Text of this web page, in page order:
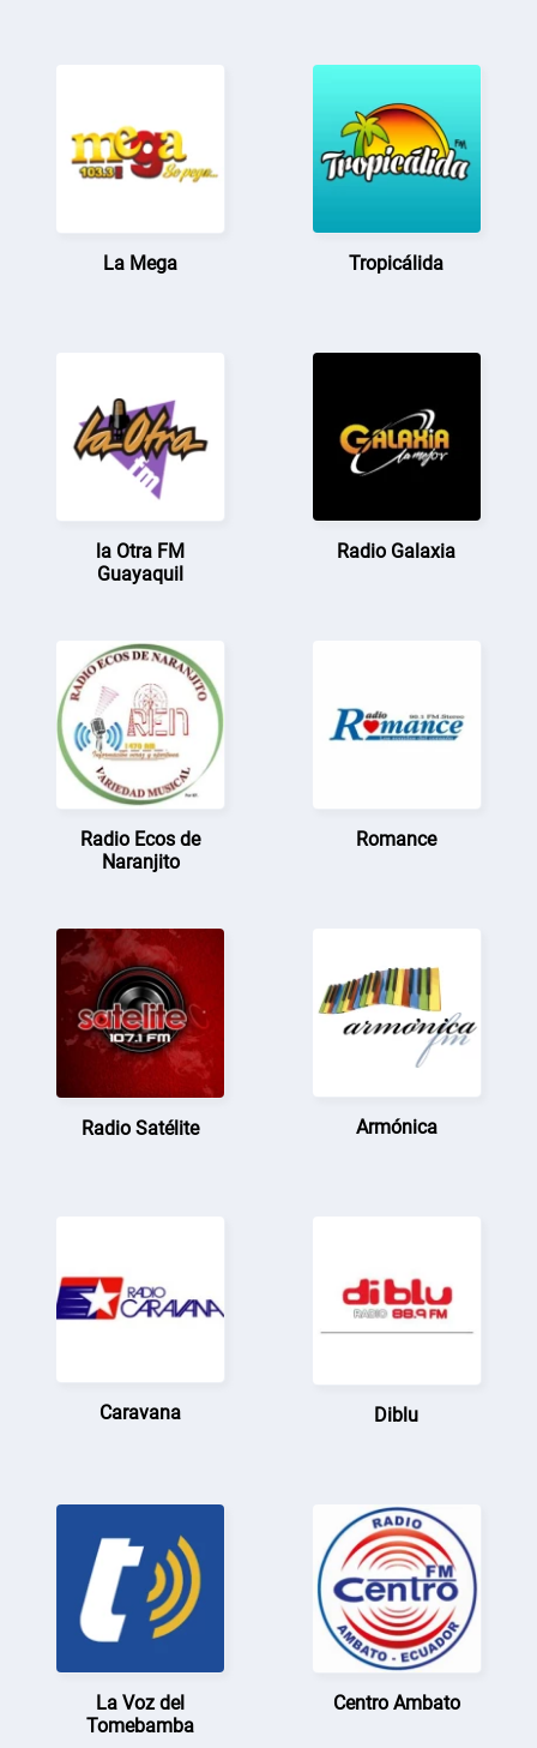
La Mega Tropicálida
la Otra FM
Guayaquil
Radio Galaxia
Radio Ecos de
Naranjito
Romance
Radio Satélite Armónica
Caravana Diblu
La Voz del
Tomebamba
Centro Ambato